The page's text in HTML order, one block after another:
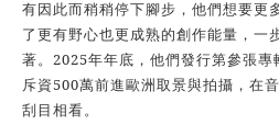
有因此而稍稍停下腳步，他們想要更
了更有野心也更成熟的創作能量，一
著。 2025年年底，他們發行第參張
斥資500萬前進歐洲取景與拍攝，在
刮目相看。